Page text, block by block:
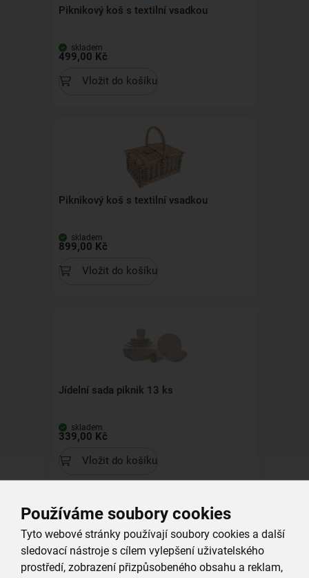
Používáme soubory cookies
Tyto webové stránky používají soubory cookies a další
sledovací nástroje s cílem vylepšení uživatelského
prostředí, zobrazení přizpůsobeného obsahu a reklam,
Piknikový koš s textilní vsadkou
skladem
499,00 Kč
Vložit do košíku
Piknikový koš s textilní vsadkou
skladem
899,00 Kč
Vložit do košíku
Jídelní sada piknik 13 ks
skladem
339,00 Kč
Vložit do košíku